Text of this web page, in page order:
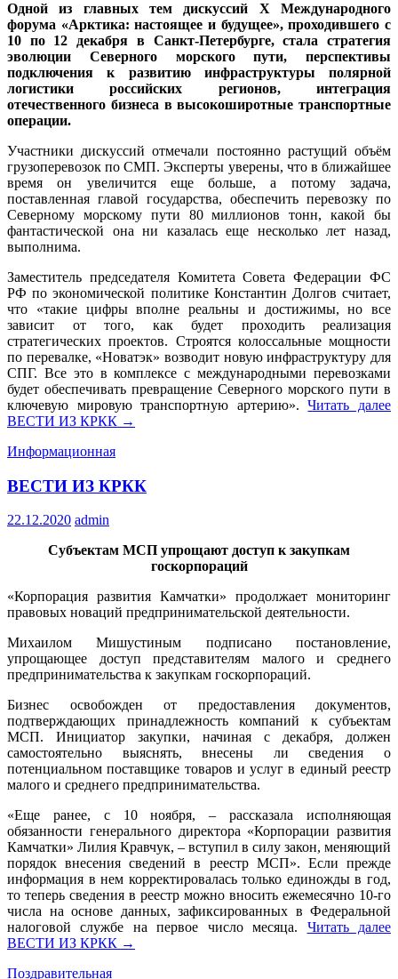
Одной из главных тем дискуссий X Международного
форума «Арктика: настоящее и будущее», проходившего с
10 по 12 декабря в Санкт-Петербурге, стала стратегия
эволюции Северного морского пути, перспективы
подключения к развитию инфраструктуры полярной
логистики российских регионов, интеграция
отечественного бизнеса в высокоширотные транспортные
операции.
Участники дискуссий отмечали постоянно растущий объём
грузоперевозок по СМП. Эксперты уверены, что в ближайшее
время он увеличится еще больше, а потому задача,
поставленная главой государства, обеспечить перевозку по
Северному морскому пути 80 миллионов тонн, какой бы
фантастической она ни казалась еще несколько лет назад,
выполнима.
Заместитель председателя Комитета Совета Федерации ФС
РФ по экономической политике Константин Долгов считает,
что «такие цифры вполне реальны и достижимы, но все
зависит от того, как будет проходить реализация
стратегических проектов. Строятся колоссальные мощности
по перевалке, «Новатэк» возводит новую инфраструктуру для
СПГ. Все это в комплексе с международными перевозками
будет обеспечивать превращение Северного морского пути в
ключевую мировую транспортную артерию».Читать далее
ВЕСТИ ИЗ КРКК →
Информационная
ВЕСТИ ИЗ КРКК
22.12.2020 admin
Субъектам МСП упрощают доступ к закупкам
госкорпораций
«Корпорация развития Камчатки» продолжает мониторинг
правовых новаций предпринимательской деятельности.
Михаилом Мишустиным подписано постановление,
упрощающее доступ представителям малого и среднего
предпринимательства к закупкам госкорпораций.
Бизнес освобожден от предоставления документов,
подтверждающих принадлежность компаний к субъектам
МСП. Инициатор закупки, начиная с декабря, должен
самостоятельно выяснять, внесены ли сведения о
потенциальном поставщике товаров и услуг в единый реестр
малого и среднего предпринимательства.
«Еще ранее, с 10 ноября, – рассказала исполняющая
обязанности генерального директора «Корпорации развития
Камчатки» Лилия Кравчук, – вступил в силу закон, меняющий
порядок внесения сведений в реестр МСП». Если прежде
информация в нем корректировалась только единожды в год,
то теперь сведения в реестр можно вносить ежемесячно 10-го
числа на основе данных, зафиксированных в Федеральной
налоговой службе на первое число месяца. Читать далее
ВЕСТИ ИЗ КРКК →
Поздравительная